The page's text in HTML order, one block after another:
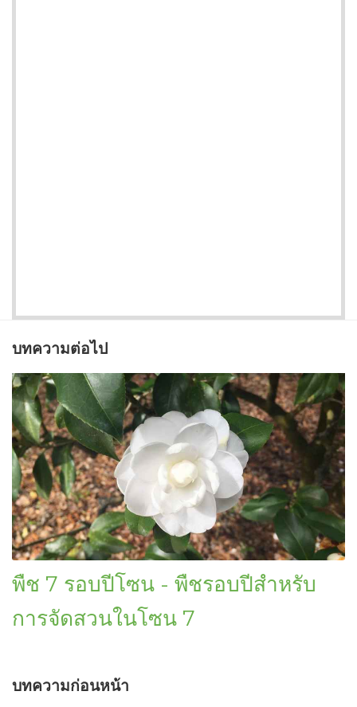
บทความต่อไป
พืช 7 รอบปีโซน - พืชรอบปีสำหรับ
การจัดสวนในโซน 7
บทความก่อนหน้า